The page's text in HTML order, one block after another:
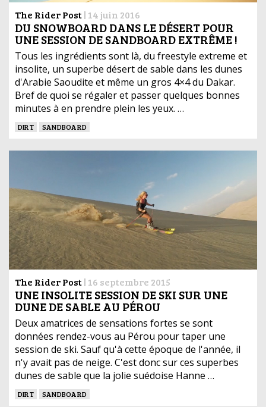
The Rider Post| 14 juin 2016
DU SNOWBOARD DANS LE DÉSERT POUR
UNE SESSION DE SANDBOARD EXTRÊME !
Tous les ingrédients sont là, du freestyle extreme et
insolite, un superbe désert de sable dans les dunes
d'Arabie Saoudite et même un gros 4×4 du Dakar.
Bref de quoi se régaler et passer quelques bonnes
minutes à en prendre plein les yeux. …
DIRT SANDBOARD
The Rider Post| 16 septembre 2015
UNE INSOLITE SESSION DE SKI SUR UNE
DUNE DE SABLE AU PÉROU
Deux amatrices de sensations fortes se sont
données rendez-vous au Pérou pour taper une
session de ski. Sauf qu'à cette époque de l'année, il
n'y avait pas de neige. C'est donc sur ces superbes
dunes de sable que la jolie suédoise Hanne …
DIRT SANDBOARD